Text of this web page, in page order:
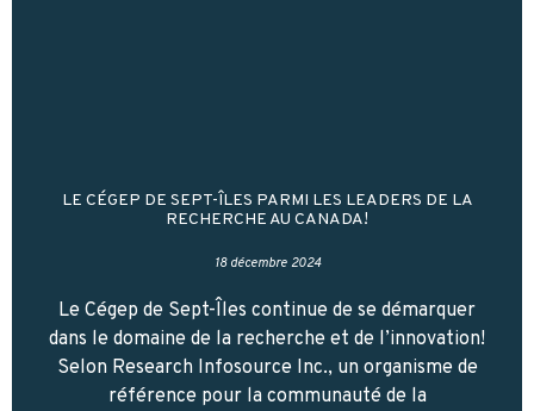
LE CÉGEP DE SEPT-ÎLES PARMI LES LEADERS DE LA
RECHERCHE AU CANADA!
18 décembre 2024
Le Cégep de Sept-Îles continue de se démarquer
dans le domaine de la recherche et de l’innovation!
Selon Research Infosource Inc., un organisme de
référence pour la communauté de la